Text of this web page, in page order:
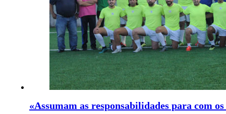
«Assumam as responsabilidades para com